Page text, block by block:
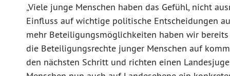
„Viele junge Menschen haben das Gefühl, nicht
Einfluss auf wichtige politische Entscheidungen
mehr Beteiligungsmöglichkeiten haben wir
die Beteiligungsrechte junger Menschen auf
den nächsten Schritt und richten einen